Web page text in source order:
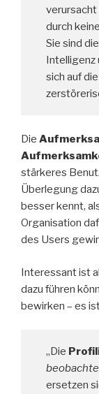
durch
Sie sind
Intelligenz
sich auf
Die
stärkeres
Überlegung
besser kennt,
Organisation
des Users
Interessant ist
dazu führen
bewirken – es
„Die
ersetzen